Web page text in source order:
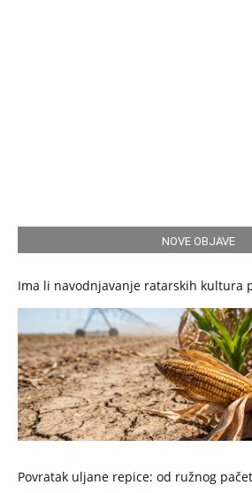
NOVE OBJAVE
Ima li navodnjavanje ratarskih kultura
Povratak uljane repice: od ružnog